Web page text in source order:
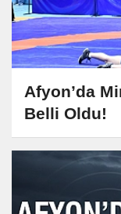
Afyon’da
Belli Oldu!